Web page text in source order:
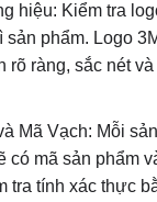
hiệu: Kiểm tra
sản phẩm. Logo
ràng, sắc nét
Mã Vạch: Mỗi
có mã sản phẩm
tra tính xác thực